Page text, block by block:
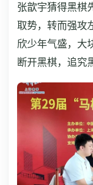
张歆宇猜得黑棋
取势，转而强攻
欣少年气盛，大
断开黑棋，追究